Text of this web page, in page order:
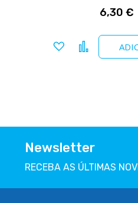
6,30 €
Adicionar aComparar
Newsletter
RECEBA AS ÚLTIMAS